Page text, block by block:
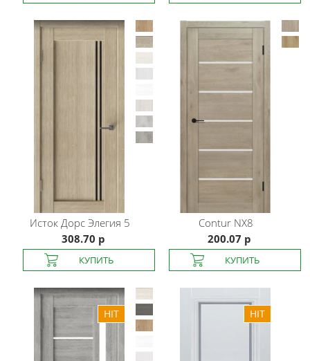
Исток Дорс Элегия 5
308.70 р
Contur NX8
200.07 р